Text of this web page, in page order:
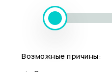
Возможные причины: